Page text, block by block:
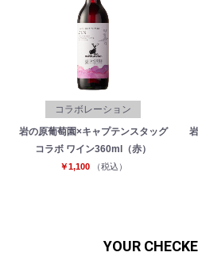
コラボレーション
岩の原葡萄園×キャプテンスタッグ
コラボ ワイン360ml（赤）
￥1,100 （税込）
YOUR